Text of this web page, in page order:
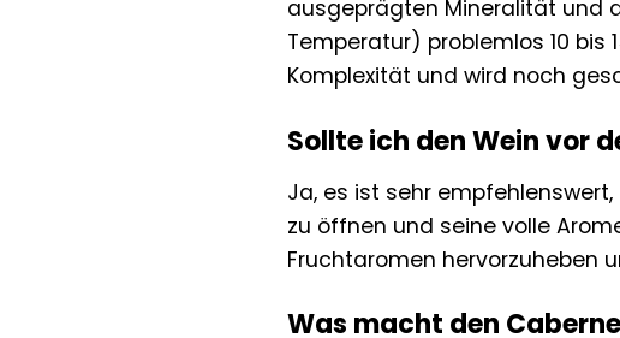
ausgeprägten Mineralität und
Temperatur) problemlos 10
Komplexität und wird noch
Sollte ich den Wein vor
Ja, es ist sehr empfehlenswert,
zu öffnen und seine volle
Fruchtaromen hervorzuheben
Was macht den